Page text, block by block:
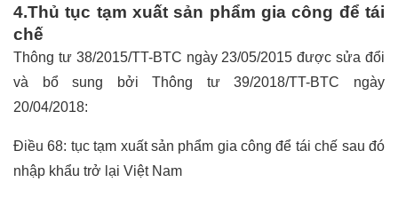
4.Thủ tục tạm xuất sản phẩm gia công để tái
chế
Thông tư 38/2015/TT-BTC ngày 23/05/2015 được sửa đổi
và bổ sung bởi Thông tư 39/2018/TT-BTC ngày
20/04/2018:
Điều 68: tục tạm xuất sản phẩm gia công để tái chế sau đó
nhập khẩu trở lại Việt Nam